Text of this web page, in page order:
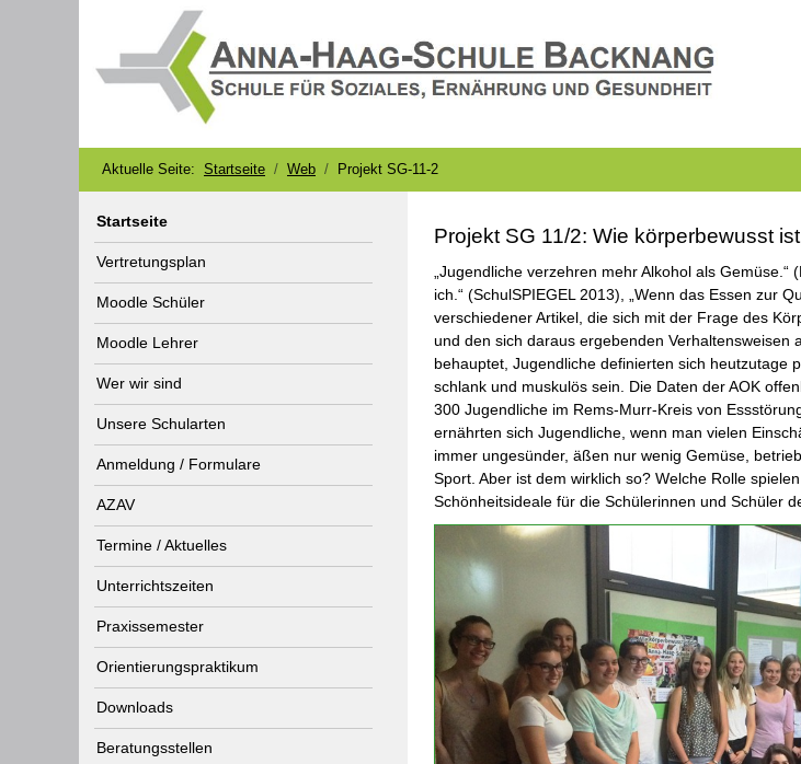
Aktuelle Seite: Startseite Web Projekt SG-11-2
Startseite
Vertretungsplan
Moodle Schüler
Moodle Lehrer
Wer wir sind
Unsere Schularten
Anmeldung / Formulare
AZAV
Termine / Aktuelles
Unterrichtszeiten
Praxissemester
Orientierungspraktikum
Downloads
Beratungsstellen
Projekt SG 11/2: Wie körperbewusst
„Jugendliche verzehren mehr Alkohol als Gemüse.“
ich.“ (SchulSPIEGEL 2013), „Wenn das Essen zur
verschiedener Artikel, die sich mit der Frage des
und den sich daraus ergebenden Verhaltensweisen
behauptet, Jugendliche definierten sich heutzutage
schlank und muskulös sein. Die Daten der AOK
300 Jugendliche im Rems-Murr-Kreis von
ernährten sich Jugendliche, wenn man vielen
immer ungesünder, äßen nur wenig Gemüse,
Sport. Aber ist dem wirklich so? Welche Rolle
Schönheitsideale für die Schülerinnen und Schüler